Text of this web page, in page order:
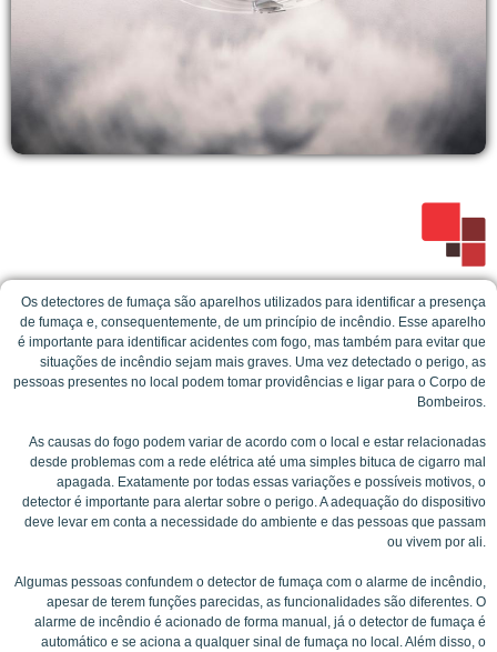
Os detectores de fumaça são aparelhos utilizados para identificar a presença
de fumaça e, consequentemente, de um princípio de incêndio. Esse aparelho
é importante para identificar acidentes com fogo, mas também para evitar que
situações de incêndio sejam mais graves. Uma vez detectado o perigo, as
pessoas presentes no local podem tomar providências e ligar para o Corpo de
Bombeiros.
As causas do fogo podem variar de acordo com o local e estar relacionadas
desde problemas com a rede elétrica até uma simples bituca de cigarro mal
apagada. Exatamente por todas essas variações e possíveis motivos, o
detector é importante para alertar sobre o perigo. A adequação do dispositivo
deve levar em conta a necessidade do ambiente e das pessoas que passam
ou vivem por ali.
Algumas pessoas confundem o detector de fumaça com o alarme de incêndio,
apesar de terem funções parecidas, as funcionalidades são diferentes. O
alarme de incêndio é acionado de forma manual, já o detector de fumaça é
automático e se aciona a qualquer sinal de fumaça no local. Além disso, o